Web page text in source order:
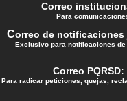
Correo
Para
Correo de
Exclusivo para notificaciones
Correo PQRSD:
Para radicar peticiones, quejas,